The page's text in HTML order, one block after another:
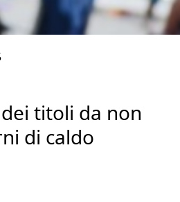
titoli da non
di caldo